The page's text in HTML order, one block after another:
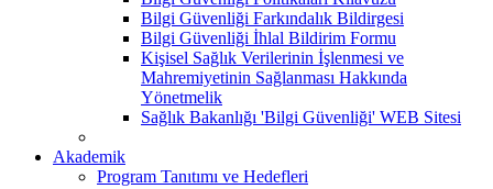
Bilgi Güvenliği Farkındalık Bildirgesi
Bilgi Güvenliği İhlal Bildirim Formu
Kişisel Sağlık Verilerinin İşlenmesi ve
Mahremiyetinin Sağlanması Hakkında
Yönetmelik
Sağlık Bakanlığı 'Bilgi Güvenliği' WEB Sitesi
Akademik
Program Tanıtımı ve Hedefleri